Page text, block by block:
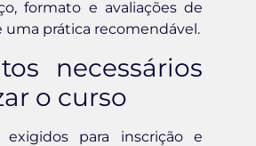
formato e avaliações de
prática recomendável.
necessários
o curso
para inscrição e